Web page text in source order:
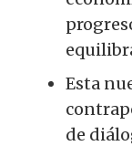
Esta
de